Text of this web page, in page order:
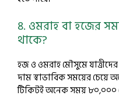
৪. ওমরাহ বা হজের
থাকে?
হজ ও ওমরাহ মৌসুমে
দাম স্বাভাবিক সময়ের চেয়ে
টিকিটই অনেক সময় ৮০,০০০